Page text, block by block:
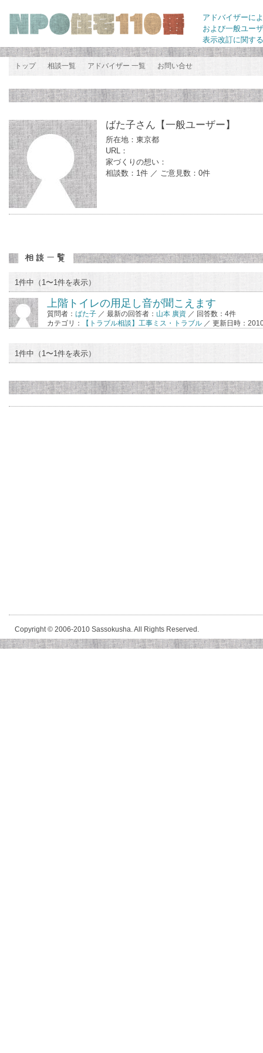
アドバイザーに
および一般ユー
表示改訂に関す
トップ 相談一覧 アドバイザー 一覧 お問い合せ
ばた子さん 【一般ユーザー】
所在地：東京都
URL：
家づくりの想い：
相談数：1件 ／ ご意見数：0件
1件中（1〜1件を表示）
上階トイレの用足し音が聞こえます
質問者： ばた子 ／ 最新の回答者： 山本 廣資 ／ 回答数：4件
カテゴリ：
【トラブル相談】工事ミス・トラブル ／ 更新日時：
1件中（1〜1件を表示）
Copyright © 2006-2010 Sassokusha. All Rights Reserved.